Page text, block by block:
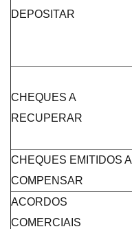
DEPOSITAR
CHEQUES A
RECUPERAR
CHEQUES EMITIDOS A
COMPENSAR
ACORDOS
COMERCIAIS